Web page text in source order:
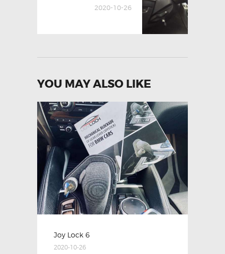
2020-10-26
YOU MAY ALSO LIKE
Joy Lock 6
2020-10-26